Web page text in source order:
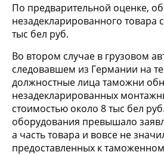
По предварительной оценке,
незадекларированного товара
тыс бел руб.
Во втором случае в грузовом
следовавшем из Германии на
должностные лица таможни
незадекларированных
стоимостью около 8 тыс бел
оборудования превышало
а часть товара и вовсе не
предоставленных к